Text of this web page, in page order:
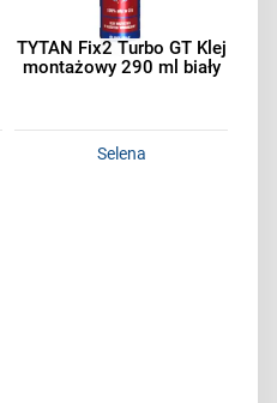
TYTAN Fix2 Turbo GT Klej
montażowy 290 ml biały
Selena